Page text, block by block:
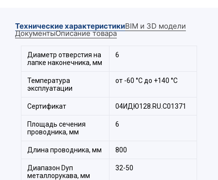
до +140 °С
Не требуется использование дополнительных
Проводник заземления в комплекте
Технические характеристикиBIM и 3D модели
ДокументыОписание товара
Диаметр отверстия на
лапке наконечника, мм
6
Температура
эксплуатации
от -60 °С до +140 °С
Сертификат 04ИДЮ128.RU.С01371
Площадь сечения
проводника, мм
6
Длина проводника, мм 800
Диапазон Dуп
металлорукава, мм
32-50